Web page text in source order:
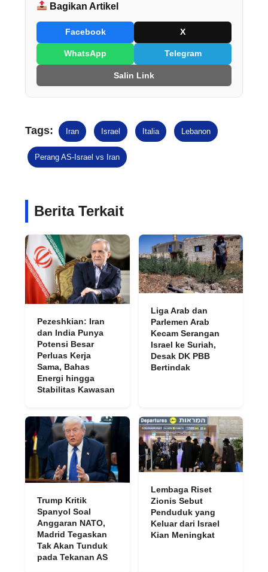
Bagikan Artikel
Facebook X
WhatsApp Telegram
Salin Link
Tags: Iran Israel Italia Lebanon
Perang AS-Israel vs Iran
Berita Terkait
Pezeshkian: Iran
dan India Punya
Potensi Besar
Perluas Kerja
Sama, Bahas
Energi hingga
Stabilitas Kawasan
Liga Arab dan
Parlemen Arab
Kecam Serangan
Israel ke Suriah,
Desak DK PBB
Bertindak
Trump Kritik
Spanyol Soal
Anggaran NATO,
Madrid Tegaskan
Tak Akan Tunduk
pada Tekanan AS
Lembaga Riset
Zionis Sebut
Penduduk yang
Keluar dari Israel
Kian Meningkat